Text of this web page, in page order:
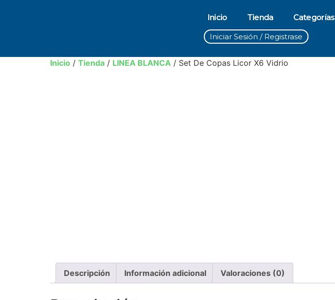
Inicio Tienda Categorías
Iniciar Sesión / Registrase
Inicio / Tienda / LINEA BLANCA / Set De Copas Licor X6 Vidrio
Descripción Información adicional Valoraciones (0)